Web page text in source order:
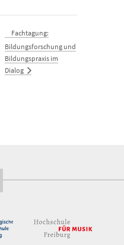
Fachtagung:
Bildungsforschung und
Bildungspraxis im
Dialog